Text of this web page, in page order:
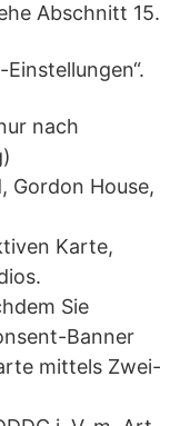
Abschnitt 15.
nach
Gordon House,
Karte,
Sie
Banner
mittels Zwei-